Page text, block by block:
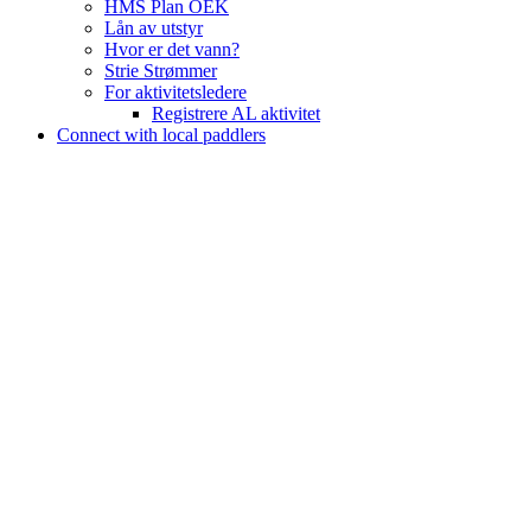
HMS Plan OEK
Lån av utstyr
Hvor er det vann?
Strie Strømmer
For aktivitetsledere
Registrere AL aktivitet
Connect with local paddlers